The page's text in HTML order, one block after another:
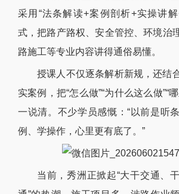
采用“法条解读+案例剖析+实操讲
式，把路产路权、安全管控、环境治
路施工等专业内容讲得通俗易懂。
授课人不仅逐条解析新规，还结
实案例，把“怎么做”“为什么这么做”“
一说清。不少学员感慨：“以前是听
例、学操作，心里更有底了。”
当前，秀洲正掀起“大干交通、